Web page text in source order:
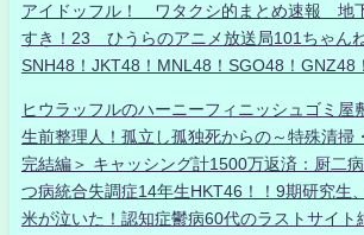
アイドッフル！ ワタクシ的まとめ速報 地
すき！23 ひうらのアニメ放送局101ちゃん
SNH48！JKT48！MNL48！SGO48！GNZ48
ヒウラッフルのハーニーフィニッシュゴミ屋
生前整理人！孤立し孤独死からの～特殊清掃
完結編＞ キャッシング計1500万返済：厨二
つ病統合失調症14年生HKT46！！9期研究生
米が泣いた！認知症鬱病60代のラストサイト